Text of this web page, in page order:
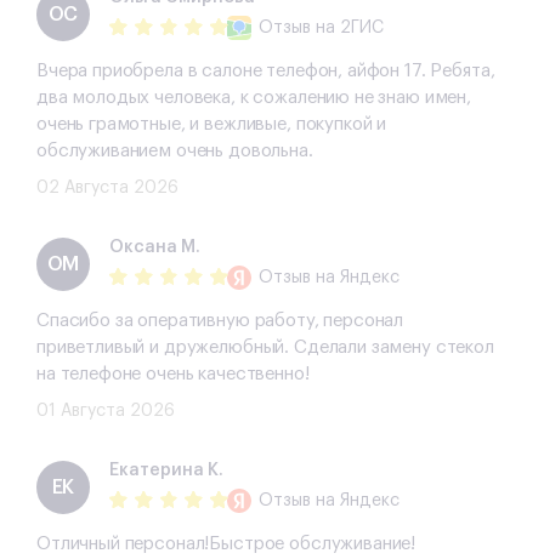
ОС
Отзыв на 2ГИС
Вчера приобрела в салоне телефон, айфон 17. Ребята,
два молодых человека, к сожалению не знаю имен,
очень грамотные, и вежливые, покупкой и
обслуживанием очень довольна.
02 Августа 2026
ОМ
Оксана М.
Отзыв на Яндекс
Спасибо за оперативную работу, персонал
приветливый и дружелюбный. Сделали замену стекол
на телефоне очень качественно!
01 Августа 2026
ЕК
Екатерина К.
Отзыв на Яндекс
Отличный персонал!Быстрое обслуживание!